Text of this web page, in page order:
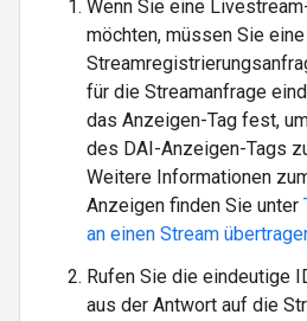
Wenn Sie eine
möchten, müssen Sie eine
für die Streamanfrage
das Anzeigen-Tag fest,
des DAI-Anzeigen-Tags
Weitere Informationen
Anzeigen finden Sie unter
an einen Stream
Rufen Sie die eindeutige
aus der Antwort auf die